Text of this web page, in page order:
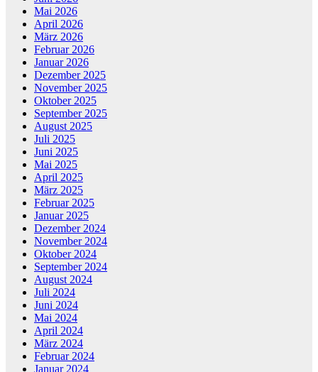
Mai 2026
April 2026
März 2026
Februar 2026
Januar 2026
Dezember 2025
November 2025
Oktober 2025
September 2025
August 2025
Juli 2025
Juni 2025
Mai 2025
April 2025
März 2025
Februar 2025
Januar 2025
Dezember 2024
November 2024
Oktober 2024
September 2024
August 2024
Juli 2024
Juni 2024
Mai 2024
April 2024
März 2024
Februar 2024
Januar 2024